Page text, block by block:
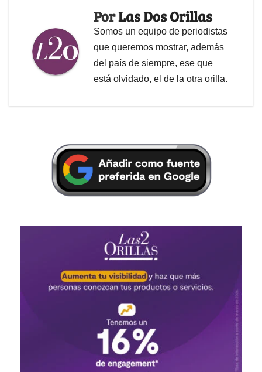
PorLas Dos Orillas
Somos un equipo de periodistas
que queremos mostrar, además
del país de siempre, ese que
está olvidado, el de la otra orilla.